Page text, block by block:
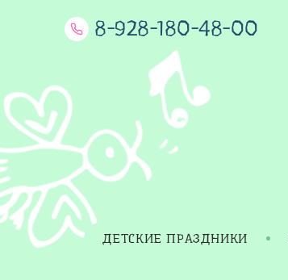
8-928-180-48-00
ДЕТСКИЕ ПРАЗДНИКИ